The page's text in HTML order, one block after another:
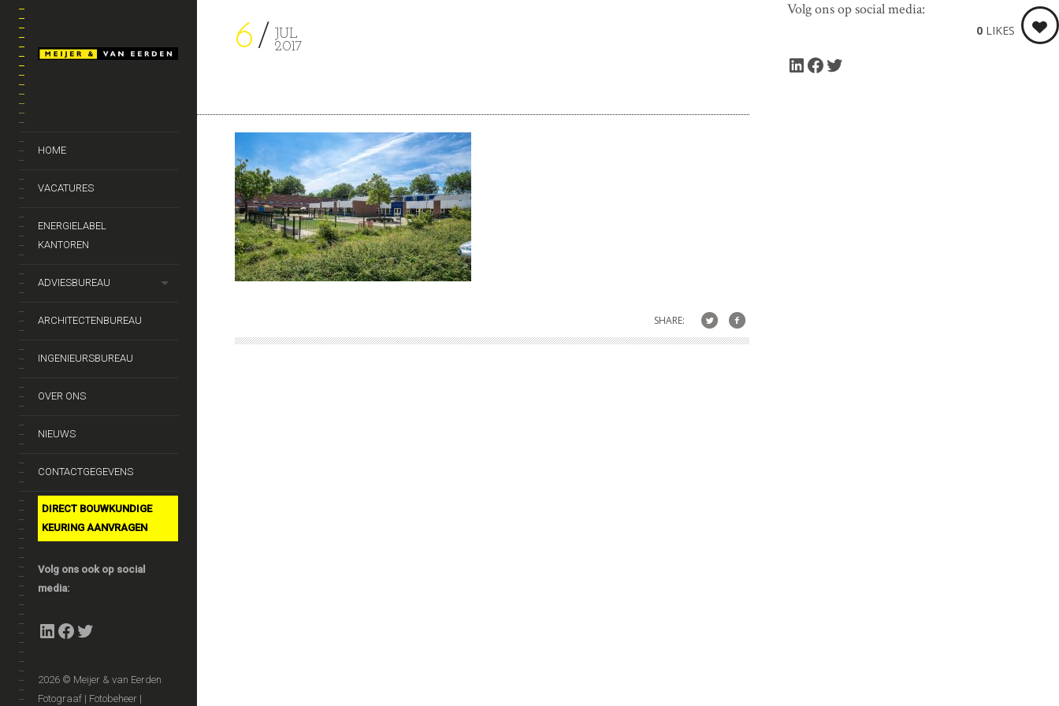
HOME
VACATURES
ENERGIELABEL
KANTOREN
ADVIESBUREAU
ARCHITECTENBUREAU
INGENIEURSBUREAU
OVER ONS
NIEUWS
CONTACTGEGEVENS
DIRECT BOUWKUNDIGE
KEURING AANVRAGEN
Volg ons ook op social
media:
LinkedIn
Facebook
2026 © Meijer & van Eerden
Fotograaf | Fotobeheer |
6
JUL
2017
0 LIKES
SHARE:
Volg ons op social media:
LinkedIn Facebook